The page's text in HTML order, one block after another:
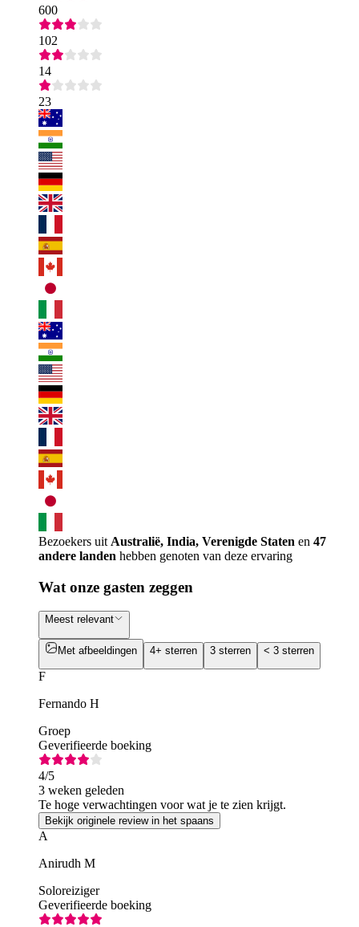
600
102
14
23
Bezoekers uit Australië, India, Verenigde Staten en 47
andere landen hebben genoten van deze ervaring
Wat onze gasten zeggen
Meest relevant
Met afbeeldingen 4+ sterren 3 sterren < 3 sterren
F
Fernando H
Groep
Geverifieerde boeking
4/5
3 weken geleden
Te hoge verwachtingen voor wat je te zien krijgt.
Bekijk originele review in het spaans
A
Anirudh M
Soloreiziger
Geverifieerde boeking